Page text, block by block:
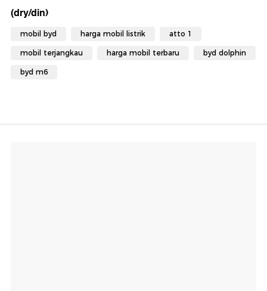
(dry/din)
mobil byd harga mobil listrik atto 1
mobil terjangkau harga mobil terbaru byd dolphin
byd m6